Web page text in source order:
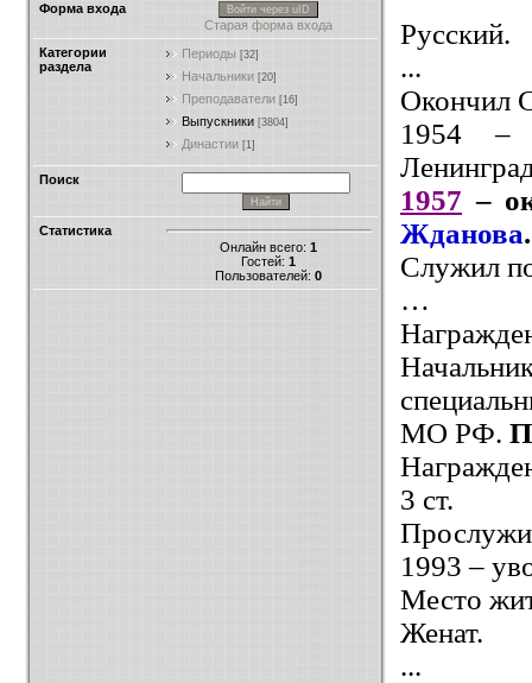
Форма входа Войти через uID
Старая форма входа
Категории
раздела
Периоды [32]
Начальники [20]
Преподаватели [16]
Выпускники [3804]
Династии [1]
Поиск
Статистика
Онлайн всего: 1
Гостей: 1
Пользователей: 0
Русский.
...
Окончил
1954 –
1957 –
Жданова.
Служил
…
МО РФ.
3 ст.
1993 –
Место
Женат.
...